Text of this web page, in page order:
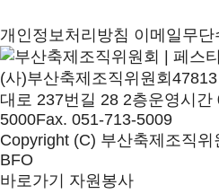
개인정보처리방침 이메일무단
(사)부산축제조직위원회
대로 237번길 28 2층운영시간
5000Fax. 051-713-5009
Copyright (C) 부산축제조직
BFO
바로가기 자원봉사